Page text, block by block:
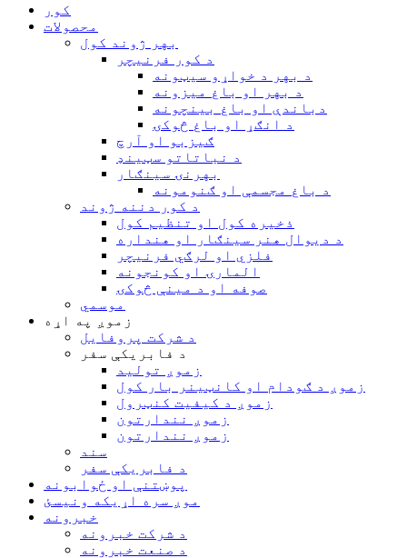
کور
محصولات
بهر ژوند کول
د کور فرنیچر
د بهر د خواړو سیټونه
د بهر او باغ میزونه
دباندې او باغ بینچونه
د انګړ او باغ څوکۍ
ګیزبو او آرچ
د نباتاتو سټینډ
بهرنۍ سينګار
د باغ مجسمې او ګنومونه
د کور دننه ژوند
ذخیره کول او تنظیم کول
د دیوال هنر سینګار او هنداره
فلزي او لرګي فرنیچر
المارۍ او کونجونه
صوفه او د مينې څوکۍ
موسمي
زموږ په اړه
د شرکت پروفایل
د فابریکې سفر
زموږ تولید
زموږ د ګودام او کانټینر بار کول
زموږ د کیفیت کنټرول
زموږ نندارتون
زموږ نندارتون
سند
د فابریکې سفر
پوښتنې او ځوابونه
موږ سره اړیکه ونیسئ
خبرونه
د شرکت خبرونه
د صنعت خبرونه